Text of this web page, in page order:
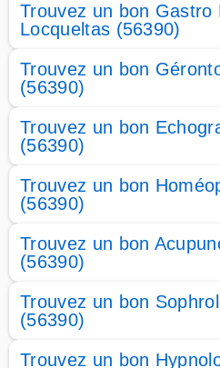
Trouvez un bon Gastro
Locqueltas (56390)
Trouvez un bon
(56390)
Trouvez un bon
(56390)
Trouvez un bon
(56390)
Trouvez un bon
(56390)
Trouvez un bon
(56390)
Trouvez un bon